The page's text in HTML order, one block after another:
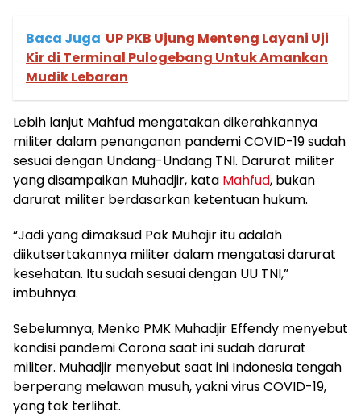
Baca Juga UP PKB Ujung Menteng Layani Uji
Kir di Terminal Pulogebang Untuk Amankan
Mudik Lebaran
Lebih lanjut Mahfud mengatakan dikerahkannya
militer dalam penanganan pandemi COVID-19 sudah
sesuai dengan Undang-Undang TNI. Darurat militer
yang disampaikan Muhadjir, kata Mahfud, bukan
darurat militer berdasarkan ketentuan hukum.
“Jadi yang dimaksud Pak Muhajir itu adalah
diikutsertakannya militer dalam mengatasi darurat
kesehatan. Itu sudah sesuai dengan UU TNI,”
imbuhnya.
Sebelumnya, Menko PMK Muhadjir Effendy menyebut
kondisi pandemi Corona saat ini sudah darurat
militer. Muhadjir menyebut saat ini Indonesia tengah
berperang melawan musuh, yakni virus COVID-19,
yang tak terlihat.